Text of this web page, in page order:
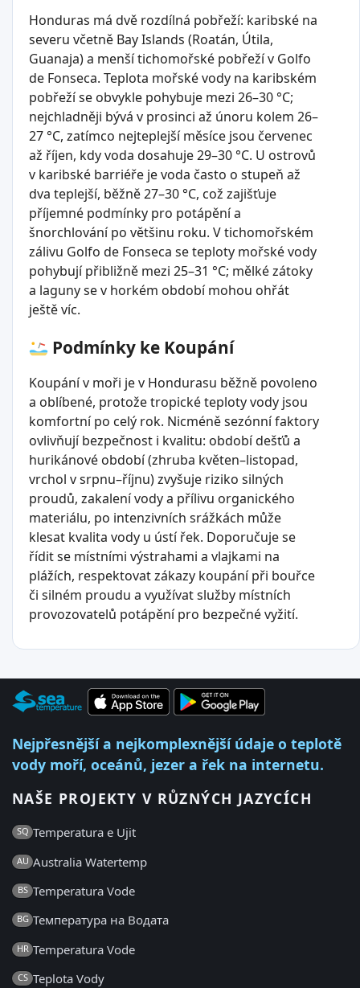
Honduras má dvě rozdílná pobřeží: karibské na
severu včetně Bay Islands (Roatán, Útila,
Guanaja) a menší tichomořské pobřeží v Golfo
de Fonseca. Teplota mořské vody na karibském
pobřeží se obvykle pohybuje mezi 26–30 °C;
nejchladněji bývá v prosinci až únoru kolem 26–
27 °C, zatímco nejteplejší měsíce jsou červenec
až říjen, kdy voda dosahuje 29–30 °C. U ostrovů
v karibské barriéře je voda často o stupeň až
dva teplejší, běžně 27–30 °C, což zajišťuje
příjemné podmínky pro potápění a
šnorchlování po většinu roku. V tichomořském
zálivu Golfo de Fonseca se teploty mořské vody
pohybují přibližně mezi 25–31 °C; mělké zátoky
a laguny se v horkém období mohou ohřát
ještě víc.
Podmínky ke Koupání
Koupání v moři je v Hondurasu běžně povoleno
a oblíbené, protože tropické teploty vody jsou
komfortní po celý rok. Nicméně sezónní faktory
ovlivňují bezpečnost i kvalitu: období dešťů a
hurikánové období (zhruba květen–listopad,
vrchol v srpnu–říjnu) zvyšuje riziko silných
proudů, zakalení vody a přílivu organického
materiálu, po intenzivních srážkách může
klesat kvalita vody u ústí řek. Doporučuje se
řídit se místními výstrahami a vlajkami na
plážích, respektovat zákazy koupání při bouřce
či silném proudu a využívat služby místních
provozovatelů potápění pro bezpečné vyžití.
Nejpřesnější a nejkomplexnější údaje o teplotě
vody moří, oceánů, jezer a řek na internetu.
NAŠE PROJEKTY V RŮZNÝCH JAZYCÍCH
SQ Temperatura e Ujit
AU Australia Watertemp
BS Temperatura Vode
BG Температура на Водата
HR Temperatura Vode
CS Teplota Vody